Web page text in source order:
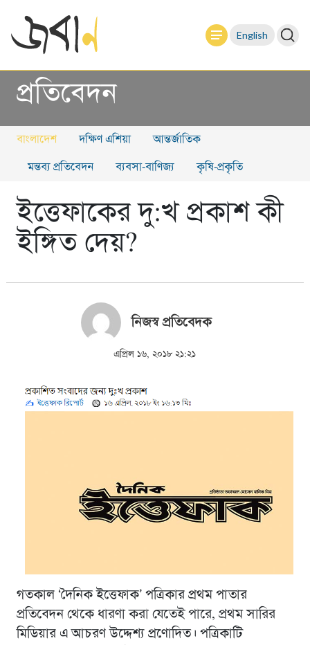
English
প্রতিবেদন
বাংলাদেশ দক্ষিণ এশিয়া আন্তর্জাতিক
মন্তব্য প্রতিবেদন ব্যবসা-বাণিজ্য কৃষি-প্রকৃতি
ইত্তেফাকের দু:খ প্রকাশ কী
ইঙ্গিত দেয়?
নিজস্ব প্রতিবেদক
এপ্রিল ১৬, ২০১৮ ২১:২১
গতকাল ‘দৈনিক ইত্তেফাক’ পত্রিকার প্রথম পাতার
প্রতিবেদন থেকে ধারণা করা যেতেই পারে, প্রথম সারির
মিডিয়ার এ আচরণ উদ্দেশ্য প্রণোদিত। পত্রিকাটি